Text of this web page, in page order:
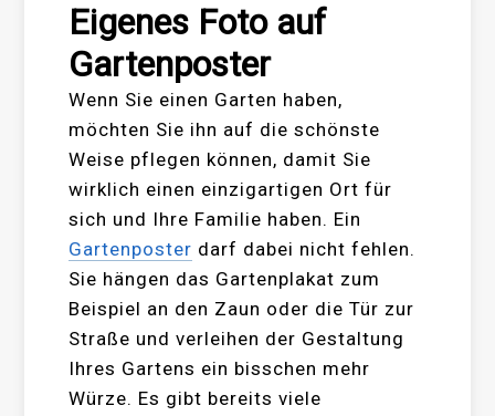
Eigenes Foto auf
Gartenposter
Wenn Sie einen Garten haben,
möchten Sie ihn auf die schönste
Weise pflegen können, damit Sie
wirklich einen einzigartigen Ort für
sich und Ihre Familie haben. Ein
Gartenposter darf dabei nicht fehlen.
Sie hängen das Gartenplakat zum
Beispiel an den Zaun oder die Tür zur
Straße und verleihen der Gestaltung
Ihres Gartens ein bisschen mehr
Würze. Es gibt bereits viele